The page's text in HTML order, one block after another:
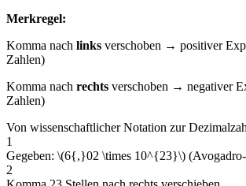
Merkregel:
Komma nach links verschoben → positiver
Zahlen)
Komma nach rechts verschoben → negativer
Zahlen)
Von wissenschaftlicher Notation zur
1
Gegeben: \(6{,}02 \times 10^{23}\)
2